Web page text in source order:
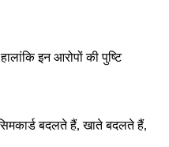
इन आरोपों की पुष्टि
बदलते हैं, खाते बदलते हैं,